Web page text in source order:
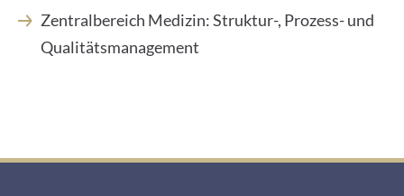
Zentralbereich Medizin: Struktur-, Prozess- und
Qualitätsmanagement